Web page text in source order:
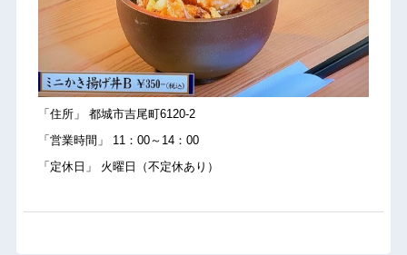
「住所」 都城市吉尾町6120-2
「営業時間」 11：00～14：00
「定休日」 火曜日（不定休あり）